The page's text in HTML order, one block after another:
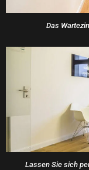
Das
Lassen Sie sich